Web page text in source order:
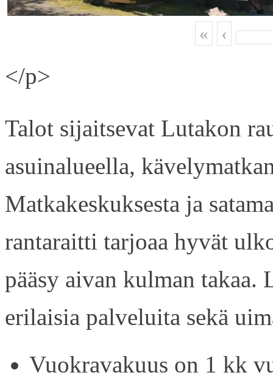
« ‹
</p>
Talot sijaitsevat Lutakon
asuinalueella,
Matkakeskuksesta ja
rantaraitti tarjoaa hyvät
pääsy aivan kulman
erilaisia palveluita sekä
Vuokravakuus on 1 kk